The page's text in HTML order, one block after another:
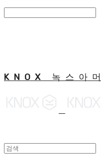
KNOX 녹스아머